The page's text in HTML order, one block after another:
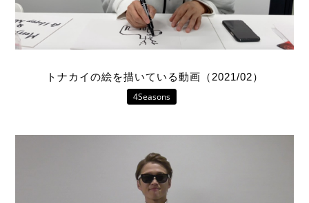
トナカイの絵を描いている動画（2021/02）
4Seasons